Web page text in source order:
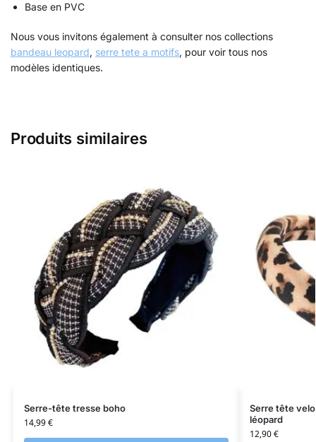
Base en PVC
Nous vous invitons également à consulter nos collections
bandeau leopard, serre tete a motifs, pour voir tous nos
modèles identiques.
Produits similaires
Serre-tête tresse boho
14,99€
Serre tête
léopard
12,90€